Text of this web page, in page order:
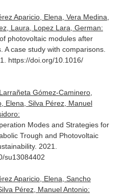
Aparicio, Elena, Vera Medina,
Laura, Lopez Lara, German:
photovoltaic modules after
A case study with comparisons.
https://doi.org/10.1016/
Gómez-Caminero,
Elena, Silva Pérez, Manuel
Modes and Strategies for
Trough and Photovoltaic
. 2021.
su13084402
Aparicio, Elena, Sancho
Pérez, Manuel Antonio: